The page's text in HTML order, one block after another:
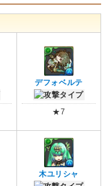
デフォベルテ
★7
木ユリシャ